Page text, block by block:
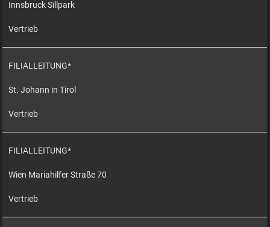
Innsbruck Sillpark
Vertrieb
FILIALLEITUNG*
St. Johann in Tirol
Vertrieb
FILIALLEITUNG*
Wien Mariahilfer Straße 70
Vertrieb